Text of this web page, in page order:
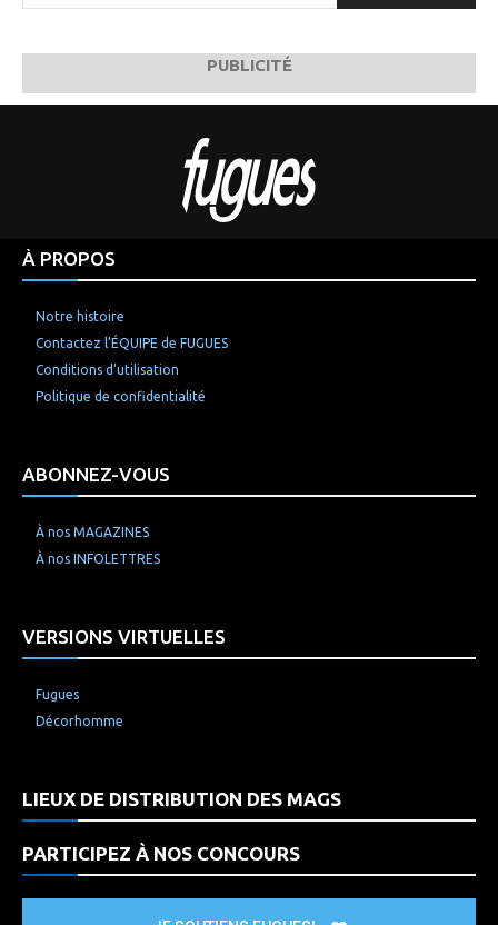
PUBLICITÉ
À PROPOS
Notre histoire
Contactez l’ÉQUIPE de FUGUES
Conditions d’utilisation
Politique de confidentialité
ABONNEZ-VOUS
À nos MAGAZINES
À nos INFOLETTRES
VERSIONS VIRTUELLES
Fugues
Décorhomme
LIEUX DE DISTRIBUTION DES MAGS
PARTICIPEZ À NOS CONCOURS